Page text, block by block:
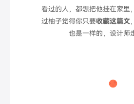
看过的人，都想把他挂在家里
过柚子觉得你只要收藏这篇文
也是一样的，设计师